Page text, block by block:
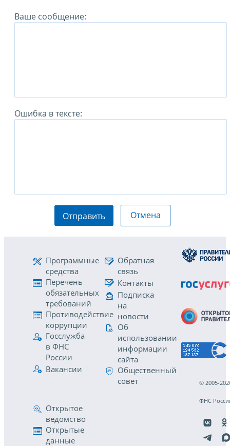
Ваше сообщение:
Ошибка в тексте:
Отправить Отмена
Программные
средства
Перечень
обязательных
требований
Противодействие
коррупции
Госслужба
в ФНС
России
Вакансии
Обратная
связь
Контакты
Подписка
на
новости
Об
использовании
информации
сайта
Общественный
совет
Открытое
ведомство
Открытые
данные
© 2005-
ФНС